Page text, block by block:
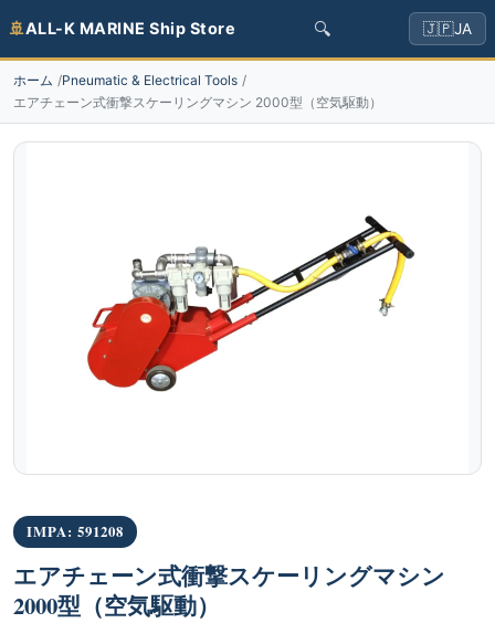
🚢ALL-K MARINE Ship Store 🔍 🇯🇵JA
ホーム
Pneumatic & Electrical Tools
エアチェーン式衝撃スケーリングマシン 2000型（空気駆動）
IMPA: 591208
エアチェーン式衝撃スケーリングマシン
2000型（空気駆動）